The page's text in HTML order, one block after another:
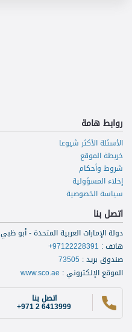
روابط هامة
الأسئلة الأكثر شيوعا
خريطة الموقع
شروط وأحكام
إخلاء المسؤولية
سياسة الخصوصية
اتصل بنا
دولة الإمارات العربية المتحدة - أبو ظبي
هاتف:
+97122228391
صندوق بريد:
73505
الموقع الإلكتروني:
www.sco.ae
اتصل بنا
+971 2 6413999